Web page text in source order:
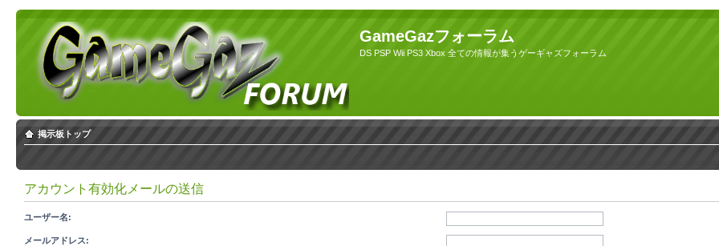
GameGazフォーラム
DS PSP Wii PS3 Xbox 全ての情報が集うゲーギャズフォーラム
掲示板トップ
アカウント有効化メールの送信
ユーザー名:
メールアドレス: